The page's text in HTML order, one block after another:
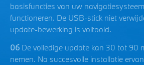
basisfuncties van uw
functioneren. De USB-stick niet
update-bewerking is voltooid.
06 De volledige update kan 30 tot 90
nemen. Na succesvolle installatie